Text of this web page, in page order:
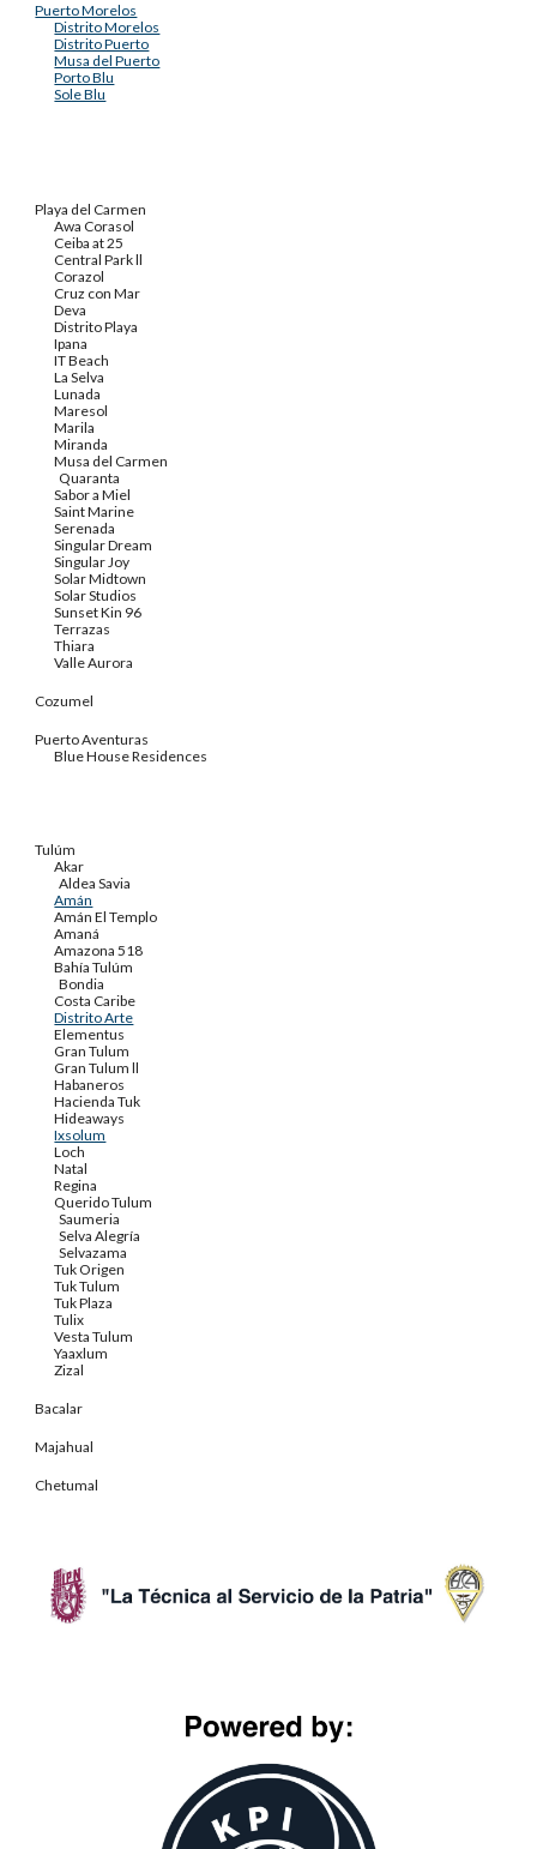
Puerto Morelos
Distrito Morelos
Distrito Puerto
Musa del Puerto
Porto Blu
Sole Blu
Playa del Carmen
Awa Corasol
Ceiba at 25
Central Park ll
Corazol
Cruz con Mar
Deva
Distrito Playa
Ipana
IT Beach
La Selva
Lunada
Maresol
Marila
Miranda
Musa del Carmen
Quaranta
Sabor a Miel
Saint Marine
Serenada
Singular Dream
Singular Joy
Solar Midtown
Solar Studios
Sunset Kin 96
Terrazas
Thiara
Valle Aurora
Cozumel
Puerto Aventuras
Blue House Residences
Tulúm
Akar
Aldea Savia
Amán
Amán El Templo
Amaná
Amazona 518
Bahía Tulúm
Bondia
Costa Caribe
Distrito Arte
Elementus
Gran Tulum
Gran Tulum ll
Habaneros
Hacienda Tuk
Hideaways
Ixsolum
Loch
Natal
Regina
Querido Tulum
Saumeria
Selva Alegría
Selvazama
Tuk Origen
Tuk Tulum
Tuk Plaza
Tulix
Vesta Tulum
Yaaxlum
Zizal
Bacalar
Majahual
Chetumal